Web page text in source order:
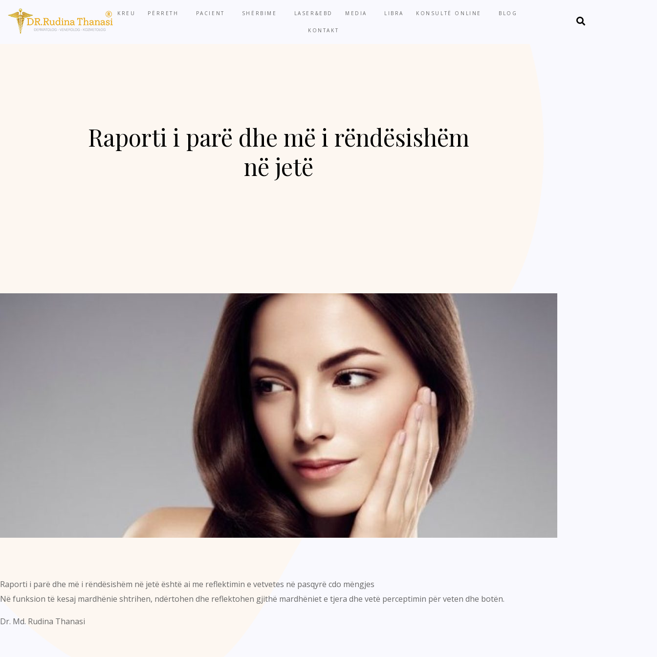
KREU PËRRETH PACIENT SHËRBIME LASER&EBD MEDIA LIBRA KONSULTË ONLINE BLOG
KONTAKT
Raporti i parë dhe më i rëndësishëm
në jetë
Raporti i parë dhe më i rëndësishëm në jetë është ai me reflektimin e vetvetes në pasqyrë cdo mëngjes
Në funksion të kesaj mardhënie shtrihen, ndërtohen dhe reflektohen gjithë mardhëniet e tjera dhe vetë perceptimin për veten dhe botën.
Dr. Md. Rudina Thanasi